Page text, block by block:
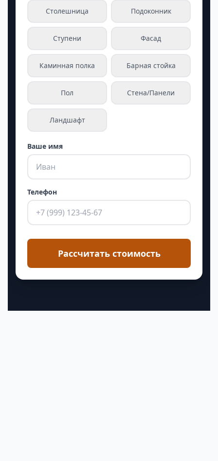
Столешница Подоконник
Ступени Фасад
Каминная полка Барная стойка
Пол Стена/Панели
Ландшафт
Ваше имя
Телефон
Рассчитать стоимость